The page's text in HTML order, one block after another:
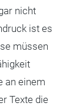
nicht
ist es
müssen
an einem
Texte die